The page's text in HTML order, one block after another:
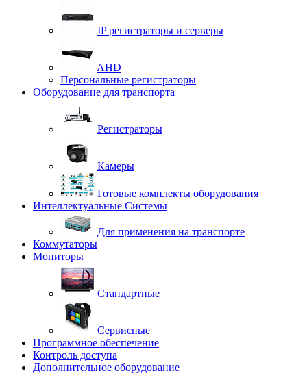
IP регистраторы и серверы
AHD
Персональные регистраторы
Оборудование для транспорта
Регистраторы
Камеры
Готовые комплекты оборудования
Интеллектуальные Системы
Для применения на транспорте
Коммутаторы
Мониторы
Стандартные
Сервисные
Программное обеспечение
Контроль доступа
Дополнительное оборудование